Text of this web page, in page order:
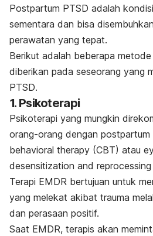
Postpartum PTSD adalah
sementara dan bisa
perawatan yang tepat.
Berikut adalah beberapa
diberikan pada seseorang yang
PTSD.
1. Psikoterapi
Psikoterapi yang mungkin
orang-orang dengan postpartum
behavioral therapy (CBT) atau
desensitization and reprocessing
Terapi EMDR bertujuan untuk
yang melekat akibat trauma
dan perasaan positif.
Saat EMDR, terapis akan